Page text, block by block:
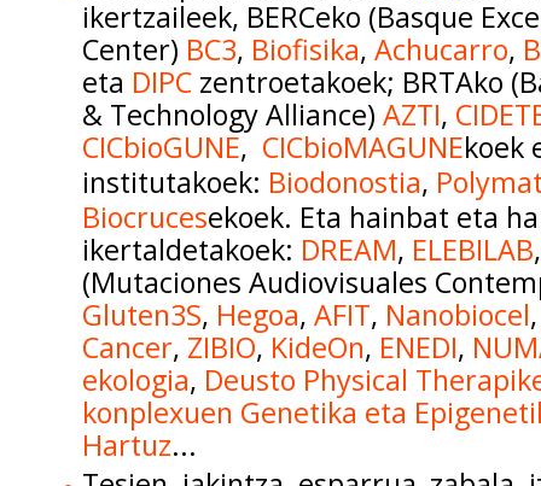
ikertzaileek, BERCeko (Basque
Center) BC3, Biofisika, Achucarro,
eta DIPC zentroetakoek; BRTAko
& Technology Alliance) AZTI,
CICbioGUNE, CICbioMAGUNEkoek
institutakoek: Biodonostia,
Biocrucesekoek. Eta hainbat eta
ikertaldetakoek: DREAM, ELEBILAB
(Mutaciones Audiovisuales
Gluten3S, Hegoa, AFIT, Nanobiocel
Cancer, ZIBIO, KideOn, ENEDI,
ekologia, Deusto Physical
konplexuen Genetika eta
Hartuz...